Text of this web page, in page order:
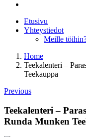
Etusivu
Yhteystiedot
Meille
Home
Teekalenteri –
Teekauppa
Previous
Teekalenteri –
Runda Munken